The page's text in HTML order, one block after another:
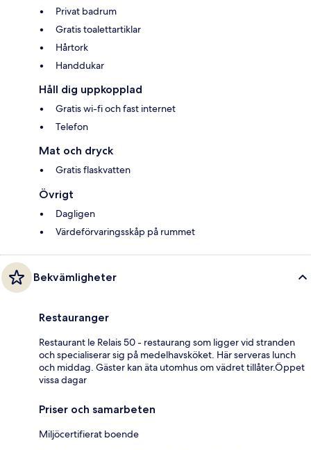
Privat badrum
Gratis toalettartiklar
Hårtork
Handdukar
Håll dig uppkopplad
Gratis wi-fi och fast internet
Telefon
Mat och dryck
Gratis flaskvatten
Övrigt
Dagligen
Värdeförvaringsskåp på rummet
Bekvämligheter
Restauranger
Restaurant le Relais 50 - restaurang som ligger vid stranden
och specialiserar sig på medelhavsköket. Här serveras lunch
och middag. Gäster kan äta utomhus om vädret tillåter.Öppet
vissa dagar
Priser och samarbeten
Miljöcertifierat boende